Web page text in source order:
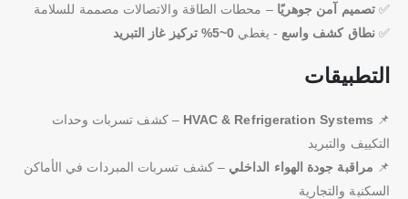
✅تصميم آمن جوهريًا – محطات الطاقة والاتصالات مصممة للسلامة
✅نطاق كشف واسع - يغطي 0~5% تركيز غاز التبريد
التطبيقات
📌
HVAC & Refrigeration Systems – كشف تسربات وحدات
التكييف والتبريد
📌 مراقبة جودة الهواء الداخلي – كشف تسربات المبردات في الأماكن
السكنية والتجارية